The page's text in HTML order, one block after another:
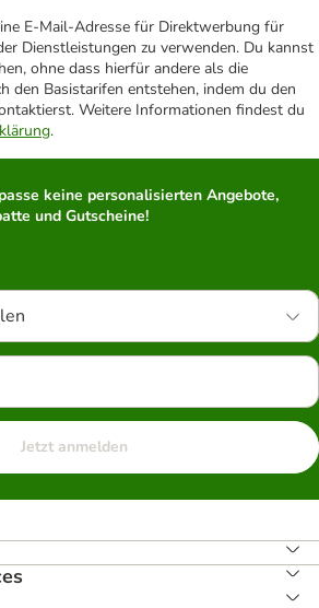
E-Mail-Adresse für Direktwerbung für
Dienstleistungen zu verwenden. Du kannst
ohne dass hierfür andere als die
den Basistarifen entstehen, indem du den
Weitere Informationen findest du
.
keine personalisierten Angebote,
und Gutscheine!
Jetzt anmelden